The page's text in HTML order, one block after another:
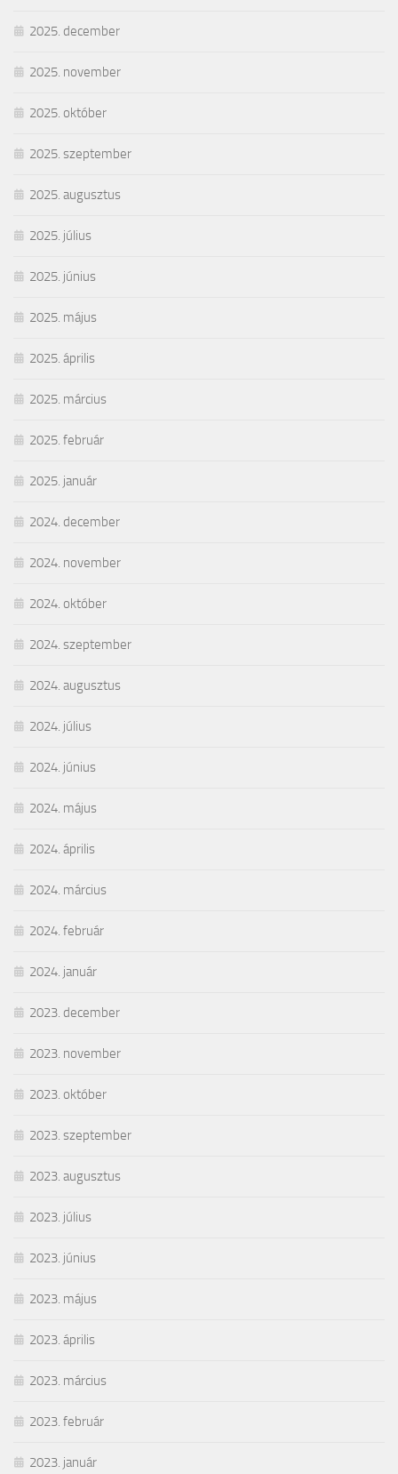
2025. december
2025. november
2025. október
2025. szeptember
2025. augusztus
2025. július
2025. június
2025. május
2025. április
2025. március
2025. február
2025. január
2024. december
2024. november
2024. október
2024. szeptember
2024. augusztus
2024. július
2024. június
2024. május
2024. április
2024. március
2024. február
2024. január
2023. december
2023. november
2023. október
2023. szeptember
2023. augusztus
2023. július
2023. június
2023. május
2023. április
2023. március
2023. február
2023. január